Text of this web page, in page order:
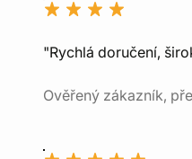
"Rychlá doručení,
Ověřený zákazník,